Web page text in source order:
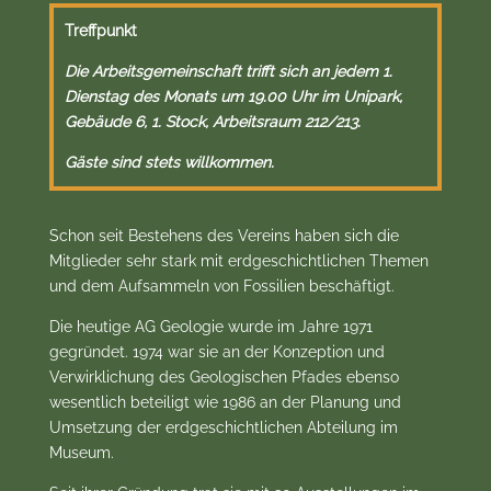
Treffpunkt
Die Arbeitsgemeinschaft trifft sich an jedem 1.
Dienstag des Monats um 19.00 Uhr im Unipark,
Gebäude 6, 1. Stock, Arbeitsraum 212/213.
Gäste sind stets willkommen.
Schon seit Bestehens des Vereins haben sich die
Mitglieder sehr stark mit erdgeschichtlichen Themen
und dem Aufsammeln von Fossilien beschäftigt.
Die heutige AG Geologie wurde im Jahre 1971
gegründet. 1974 war sie an der Konzeption und
Verwirklichung des Geologischen Pfades ebenso
wesentlich beteiligt wie 1986 an der Planung und
Umsetzung der erdgeschichtlichen Abteilung im
Museum.